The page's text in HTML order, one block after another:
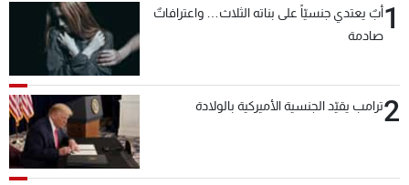
1أبٌ يعتدي جنسيّاً على بناته الثلاث… واعترافاتٌ
صادمة
2ترامب يقيّد الجنسية الأميركية بالولادة